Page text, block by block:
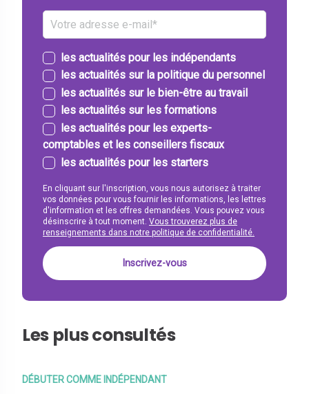
les actualités pour les indépendants
les actualités sur la politique du personnel
les actualités sur le bien-être au travail
les actualités sur les formations
les actualités pour les experts-
comptables et les conseillers fiscaux
les actualités pour les starters
En cliquant sur l'inscription, vous nous autorisez à traiter
vos données pour vous fournir les informations, les lettres
d'information et les offres demandées. Vous pouvez vous
désinscrire à tout moment. Vous trouverez plus de
renseignements dans notre politique de confidentialité.
Les plus consultés
DÉBUTER COMME INDÉPENDANT